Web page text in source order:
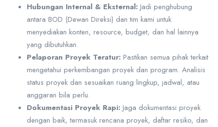
Hubungan Internal & Eksternal: Jadi penghubung
antara BOD (Dewan Direksi) dan tim kami untuk
menyediakan konten, resource, budget, dan hal lainnya
yang dibutuhkan.
Pelaporan Proyek Teratur: Pastikan semua pihak terkait
mengetahui perkembangan proyek dan program. Analisis
status proyek dan sesuaikan ruang lingkup, jadwal, atau
anggaran bila perlu.
Dokumentasi Proyek Rapi: Jaga dokumentasi proyek
dengan baik, termasuk rencana proyek, daftar resiko, dan